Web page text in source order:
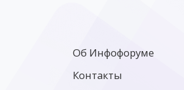
Об Инфофоруме
Контакты